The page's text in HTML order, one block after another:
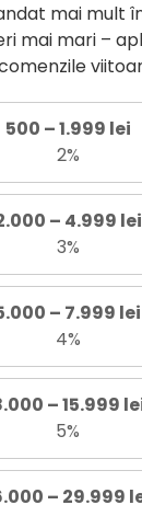
mai mult
mai mari –
500 – 1.999 lei
2%
– 4.999 lei
3%
– 7.999 lei
4%
– 15.999
5%
– 29.999